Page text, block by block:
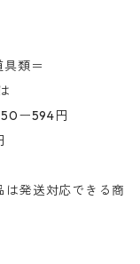
類＝
ー594円
は発送対応できる商